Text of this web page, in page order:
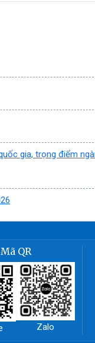
gia, trọng điểm
Mã QR
Zalo